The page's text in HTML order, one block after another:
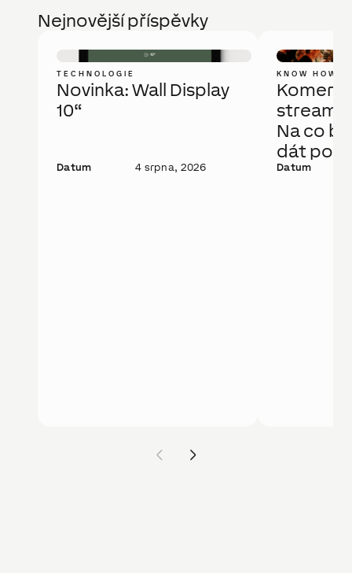
Nejnovější příspěvky
TECHNOLOGIE
Novinka: Wall Display
10“
Datum 4 srpna, 2026
KNOW HOW
Na co
dát
Datum